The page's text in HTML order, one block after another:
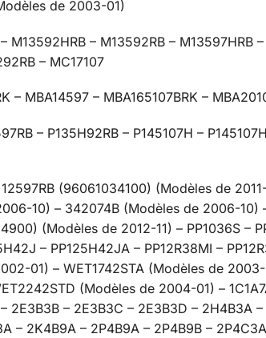
de 2003-01)
M13592HRB – M13592RB – M13597HRB
– MC17107
– MBA14597 – MBA165107BRK –
– P135H92RB – P145107H –
(96061034100) (Modèles de
10) – 342074B (Modèles de 2006-10)
(Modèles de 2012-11) – PP1036S –
– PP125H42JA – PP12R38MI –
01) – WET1742STA (Modèles de
(Modèles de 2004-01) –
2E3B3B – 2E3B3C – 2E3B3D – 2H4B3A
– 2K4B9A – 2P4B9A – 2P4B9B –